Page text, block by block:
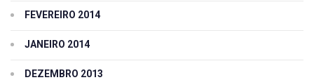
FEVEREIRO 2014
JANEIRO 2014
DEZEMBRO 2013